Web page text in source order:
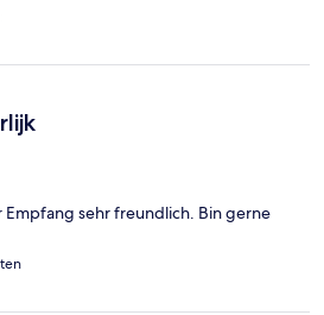
Empfang sehr freundlich. Bin gerne